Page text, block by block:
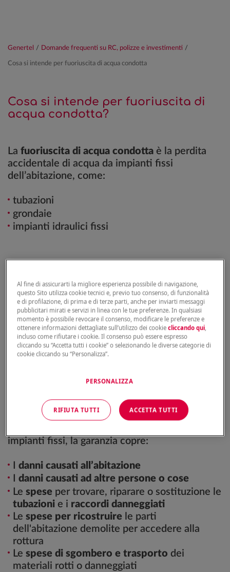
Genertel / Domande frequenti su RC, polizze e investimenti /
Cosa si intende per fuoriuscita di acqua condotta
Cosa si intende per fuoriuscita di
acqua condotta?
La fuoriuscita di acqua condotta è la perdita
accidentale di acqua da impianti fissi
dell’abitazione, come:
tubazioni
grondaie
impianti idraulici fissi
Genertel:
con codice contrattocon 9 cifre
hai acquistato la garanzia
è indicata nel tuo contratto assicurativo
Cosa copre la garanzia?
impianti fissi, la garanzia copre:
danni causati all’abitazione
danni causati ad altre persone o cose
Le spese per trovare, riparare o sostituzione le
tubazioni e i raccordi danneggiati
Le spese per ricostruire le parti
dell'abitazione demolite per accedere alla
rottura
Le spese di sgombero e trasporto dei
materiali rotti o danneggiati
Al fine di assicurarti la migliore esperienza possibile di navigazione,
questo Sito utilizza cookie tecnici e, previo tuo consenso, di funzionalità
e di profilazione, di prima e di terze parti, anche per inviarti messaggi
pubblicitari mirati e servizi in linea con le tue preferenze. In qualsiasi
momento è possibile revocare il consenso, modificare le preferenze e
ottenere informazioni dettagliate sull’utilizzo dei cookiecliccando qui
incluso come rifiutare i cookie. Il consenso può essere espresso
cliccando su “Accetta tutti i cookie” o selezionando le diverse categorie di
cookie cliccando su “Personalizza”.
PERSONALIZZA
RIFIUTA TUTTI ACCETTA TUTTI